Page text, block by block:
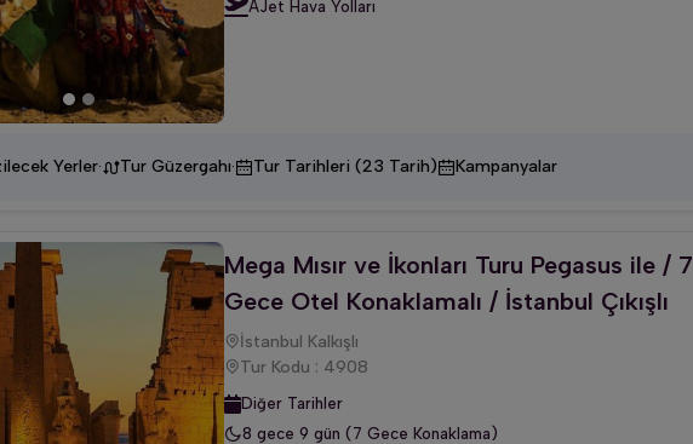
AJet Hava Yolları
Yerler· Tur Güzergahı· Tur Tarihleri (23 Tarih) Kampanyalar
Mega Mısır ve İkonları Turu Pegasus ile / 7
Gece Otel Konaklamalı / İstanbul Çıkışlı
İstanbul Kalkışlı
Tur Kodu : 4908
Diğer Tarihler
8 gece 9 gün (7 Gece Konaklama)